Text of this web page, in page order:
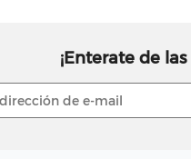
¡Enterate de